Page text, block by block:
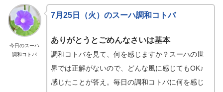
今日のスーハ
調和コトバ
7月25日（火）のスーハ調和コトバ
ありがとうとごめんなさいは基本
調和コトバを見て、何を感じますか？スーハの世
界では正解がないので、どんな風に感じてもOK♪
感じたことが答え。毎日の調和コトバに何を感じ